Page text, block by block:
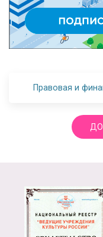
Правовая и